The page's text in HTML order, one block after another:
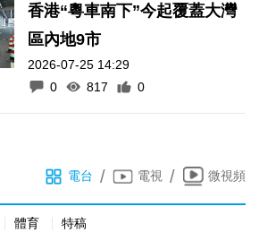
香港“粵車南下”今起覆蓋大灣
區內地9市
2026-07-25 14:29
0
817 0
電台 / 電視 / 微視頻
體育 特稿